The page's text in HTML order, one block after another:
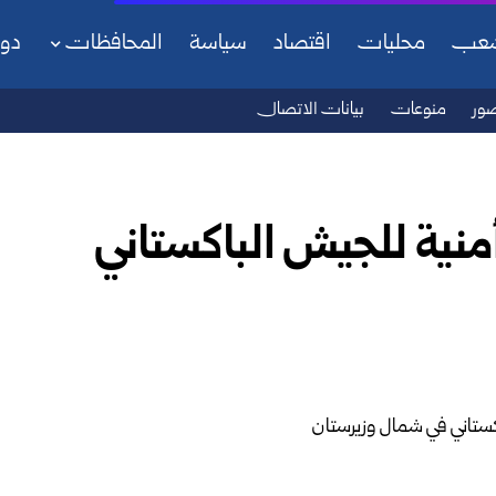
محليات اقتصاد سياسة المحافظات
منوعات بيانات الاتصال
أمنية للجيش الباكستاني